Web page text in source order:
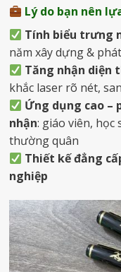
Lý do bạn nên
Tính biểu trưng
năm xây dựng &
Tăng nhận
khắc laser rõ nét,
Ứng dụng cao
nhận: giáo viên, học
thường quân
Thiết kế đẳng
nghiệp